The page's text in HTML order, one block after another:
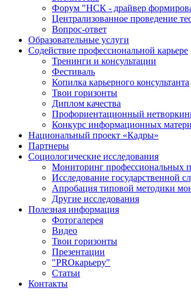
Форум "НСК - драйвер
Централизованное проведение
Вопрос-ответ
Образовательные услуги
Содействие профессиональной карьере
Тренинги и консультации
Фестиваль
Копилка карьерного консультанта
Твои горизонты
Диплом качества
Профориентационный
Конкурс информационных
Национальный проект «Кадры»
Партнеры
Социологические исследования
Мониторинг профессиональных
Исследование государственной
Апробация типовой методики
Другие исследования
Полезная информация
Фотогалерея
Видео
Твои горизонты
Презентации
"PROкарьеру"
Статьи
Контакты